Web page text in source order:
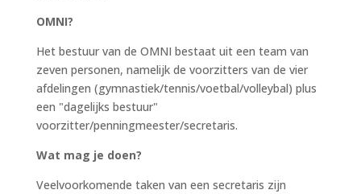
OMNI?
Het bestuur van de OMNI bestaat uit een team van
zeven personen, namelijk de voorzitters van de vier
afdelingen (gymnastiek/tennis/voetbal/volleybal) plus
een "dagelijks bestuur"
voorzitter/penningmeester/secretaris.
Wat mag je doen?
Veelvoorkomende taken van een secretaris zijn